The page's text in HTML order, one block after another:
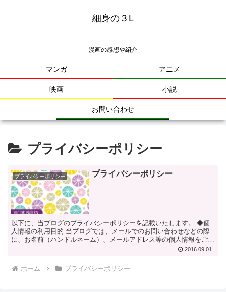
細身の３L
漫画の感想や紹介
マンガ アニメ
映画 小説
お問い合わせ
プライバシーポリシー
プライバシーポリシー プライバシーポリシー
以下に、当ブログのプライバシーポリシーを記載いたします。 ◆個
人情報の利用目的 当ブログでは、メールでのお問い合わせなどの際
に、お名前（ハンドルネーム）、メールアドレス等の個人情報をご登
録いただく場合がございます。 これらの個人情報は、ご質...2016.09.01
ホーム プライバシーポリシー